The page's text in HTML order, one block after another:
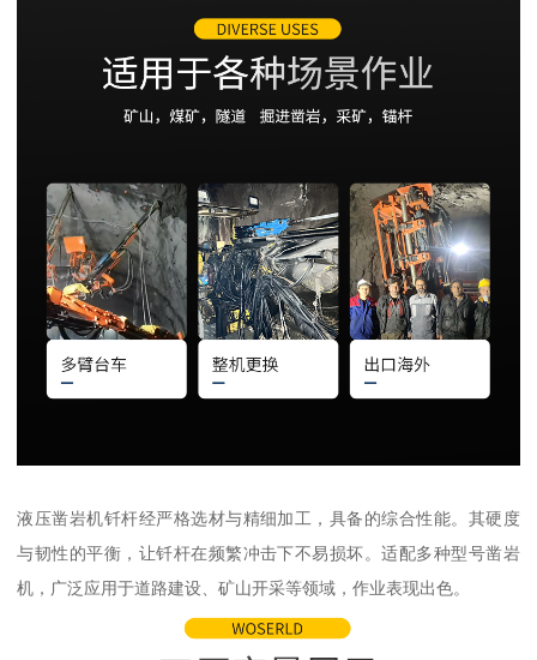
液压凿岩机钎杆经严格选材与精细加工，具备的综合性能。其硬度
与韧性的平衡，让钎杆在频繁冲击下不易损坏。适配多种型号凿岩
机，广泛应用于道路建设、矿山开采等领域，作业表现出色。​